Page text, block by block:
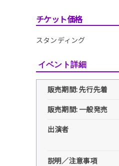
チケット価格
スタンディング
イベント詳細
販売期間: 先行先着
販売期間: 一般発売
出演者
説明／注意事項